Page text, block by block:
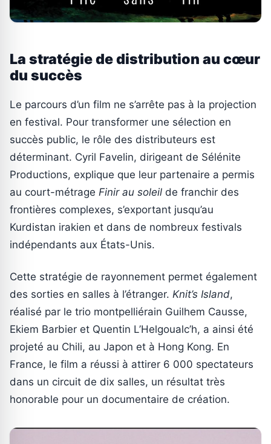
La stratégie de distribution au cœur
du succès
Le parcours d’un film ne s’arrête pas à la projection
en festival. Pour transformer une sélection en
succès public, le rôle des distributeurs est
déterminant. Cyril Favelin, dirigeant de Sélénite
Productions, explique que leur partenaire a permis
au court-métrage Finir au soleil de franchir des
frontières complexes, s’exportant jusqu’au
Kurdistan irakien et dans de nombreux festivals
indépendants aux États-Unis.
Cette stratégie de rayonnement permet également
des sorties en salles à l’étranger. Knit’s Island,
réalisé par le trio montpelliérain Guilhem Causse,
Ekiem Barbier et Quentin L’Helgoualc’h, a ainsi été
projeté au Chili, au Japon et à Hong Kong. En
France, le film a réussi à attirer 6 000 spectateurs
dans un circuit de dix salles, un résultat très
honorable pour un documentaire de création.